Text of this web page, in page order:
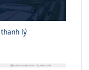
lý